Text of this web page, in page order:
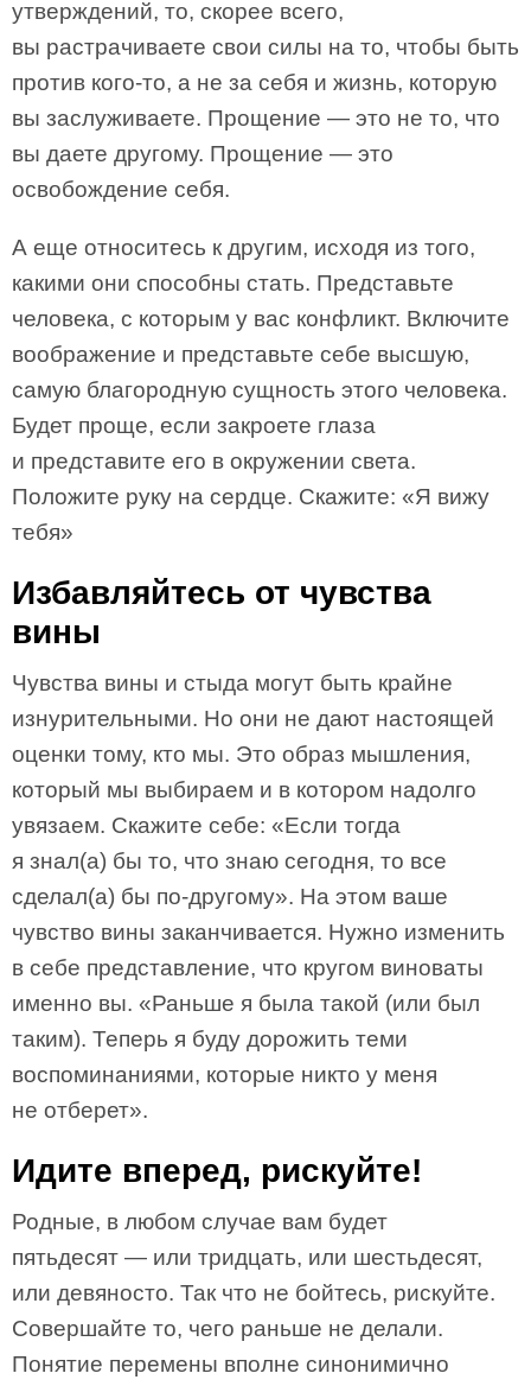
утверждений, то, скорее всего,
вы растрачиваете свои силы на то, чтобы быть
против кого-то, а не за себя и жизнь, которую
вы заслуживаете. Прощение — это не то, что
вы даете другому. Прощение — это
освобождение себя.
А еще относитесь к другим, исходя из того,
какими они способны стать. Представьте
человека, с которым у вас конфликт. Включите
воображение и представьте себе высшую,
самую благородную сущность этого человека.
Будет проще, если закроете глаза
и представите его в окружении света.
Положите руку на сердце. Скажите: «Я вижу
тебя»
Избавляйтесь от чувства
вины
Чувства вины и стыда могут быть крайне
изнурительными. Но они не дают настоящей
оценки тому, кто мы. Это образ мышления,
который мы выбираем и в котором надолго
увязаем. Скажите себе: «Если тогда
я знал(а) бы то, что знаю сегодня, то все
сделал(а) бы по-другому». На этом ваше
чувство вины заканчивается. Нужно изменить
в себе представление, что кругом виноваты
именно вы. «Раньше я была такой (или был
таким). Теперь я буду дорожить теми
воспоминаниями, которые никто у меня
не отберет».
Идите вперед, рискуйте!
Родные, в любом случае вам будет
пятьдесят — или тридцать, или шестьдесят,
или девяносто. Так что не бойтесь, рискуйте.
Совершайте то, чего раньше не делали.
Понятие перемены вполне синонимично